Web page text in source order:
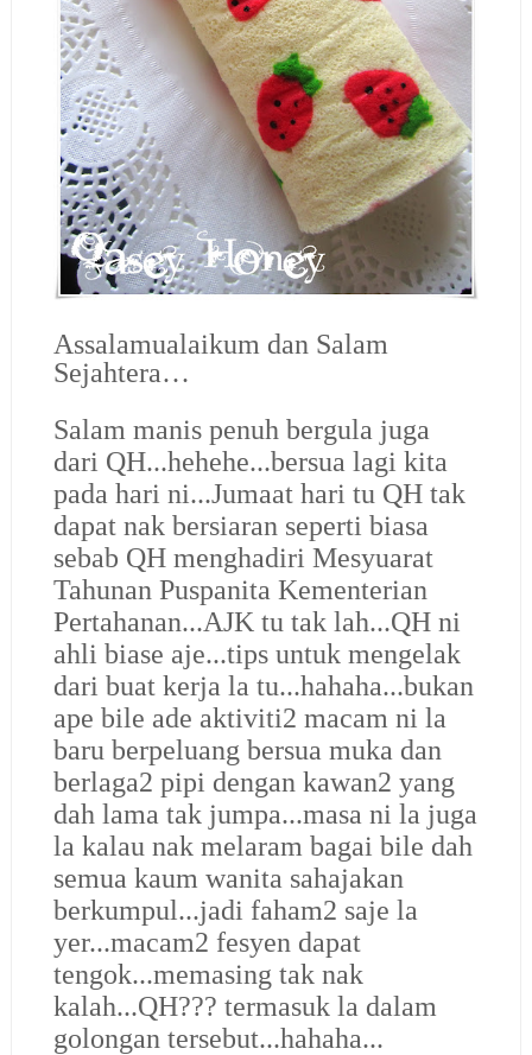
Assalamualaikum dan Salam
Sejahtera…
Salam manis penuh bergula juga
dari QH...hehehe...bersua lagi kita
pada hari ni...Jumaat hari tu QH tak
dapat nak bersiaran seperti biasa
sebab QH menghadiri Mesyuarat
Tahunan Puspanita Kementerian
Pertahanan...AJK tu tak lah...QH ni
ahli biase aje...tips untuk mengelak
dari buat kerja la tu...hahaha...bukan
ape bile ade aktiviti2 macam ni la
baru berpeluang bersua muka dan
berlaga2 pipi dengan kawan2 yang
dah lama tak jumpa...masa ni la juga
la kalau nak melaram bagai bile dah
semua kaum wanita sahajakan
berkumpul...jadi faham2 saje la
yer...macam2 fesyen dapat
tengok...memasing tak nak
kalah...QH??? termasuk la dalam
golongan tersebut...hahaha...